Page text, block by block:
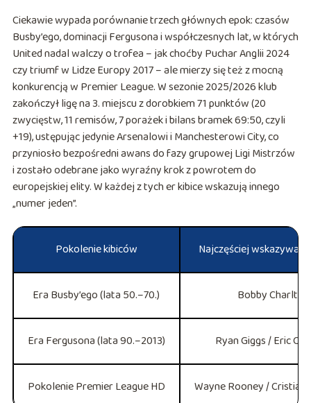
Ciekawie wypada porównanie trzech głównych epok: czasów
Busby’ego, dominacji Fergusona i współczesnych lat, w których
United nadal walczy o trofea – jak choćby Puchar Anglii 2024
czy triumf w Lidze Europy 2017 – ale mierzy się też z mocną
konkurencją w Premier League. W sezonie 2025/2026 klub
zakończył ligę na 3. miejscu z dorobkiem 71 punktów (20
zwycięstw, 11 remisów, 7 porażek i bilans bramek 69:50, czyli
+19), ustępując jedynie Arsenalowi i Manchesterowi City, co
przyniosło bezpośredni awans do fazy grupowej Ligi Mistrzów
i zostało odebrane jako wyraźny krok z powrotem do
europejskiej elity. W każdej z tych er kibice wskazują innego
„numer jeden”.
Pokolenie kibiców Najczęściej
Era Busby’ego (lata 50.–70.) Bobby Charlton
Era Fergusona (lata 90.–2013) Ryan Giggs / Eric
Pokolenie Premier League HD Wayne Rooney /